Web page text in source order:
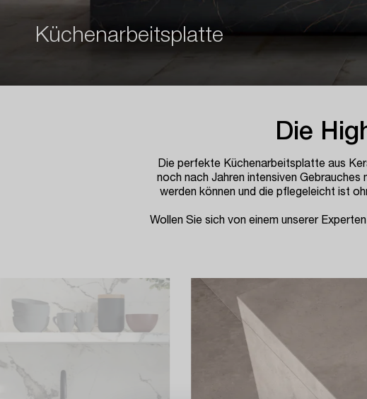
Küchenarbeitsplatte
Die
Die perfekte Küchenarbeitsplatte aus
noch nach Jahren intensiven
werden können und die pflegeleicht ist
Wollen Sie sich von einem unserer